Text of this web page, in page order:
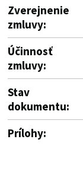
Zverejnenie
zmluvy:
Účinnosť
zmluvy:
Stav
dokumentu:
Prílohy: